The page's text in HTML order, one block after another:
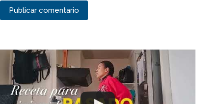
Publicar comentario